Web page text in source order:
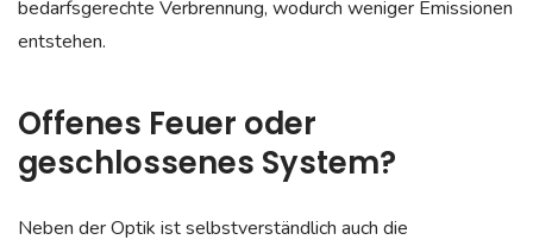
bedarfsgerechte Verbrennung, wodurch weniger Emissionen
entstehen.
Offenes Feuer oder
geschlossenes System?
Neben der Optik ist selbstverständlich auch die